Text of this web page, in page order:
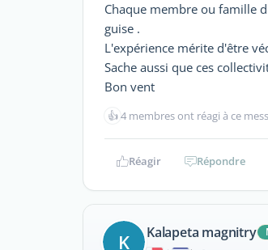
Chaque membre ou famille
guise .
L'expérience mérite d'être
Sache aussi que ces
Bon vent
👍4 membres ont réagi à ce
Réagir Répondre
K Kalapeta magnitry